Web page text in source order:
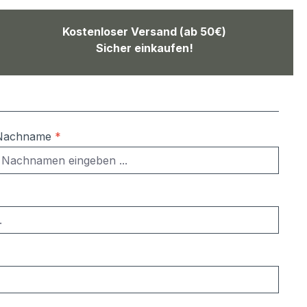
Kostenloser Versand (ab 50€)
Sicher einkaufen!
*